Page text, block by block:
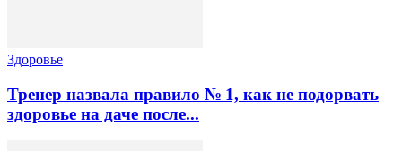
Здоровье
Тренер назвала правило № 1, как не подорвать
здоровье на даче после...